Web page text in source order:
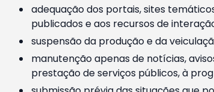
adequação dos portais, sites
publicados e aos recursos de
suspensão da produção e da
manutenção apenas de notícias,
prestação de serviços públicos, à